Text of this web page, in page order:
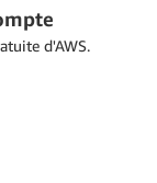
d'AWS.